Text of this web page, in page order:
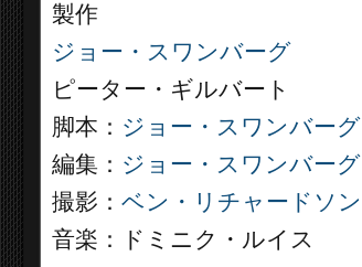
製作
ジョー・スワンバーグ
ピーター・ギルバート
脚本： ジョー・スワンバーグ
編集： ジョー・スワンバーグ
撮影： ベン・リチャードソン
音楽：ドミニク・ルイス